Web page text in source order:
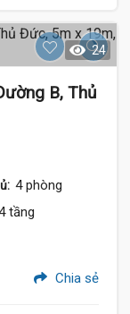
24
B, Thủ
4 phòng
tầng
Chia sẻ